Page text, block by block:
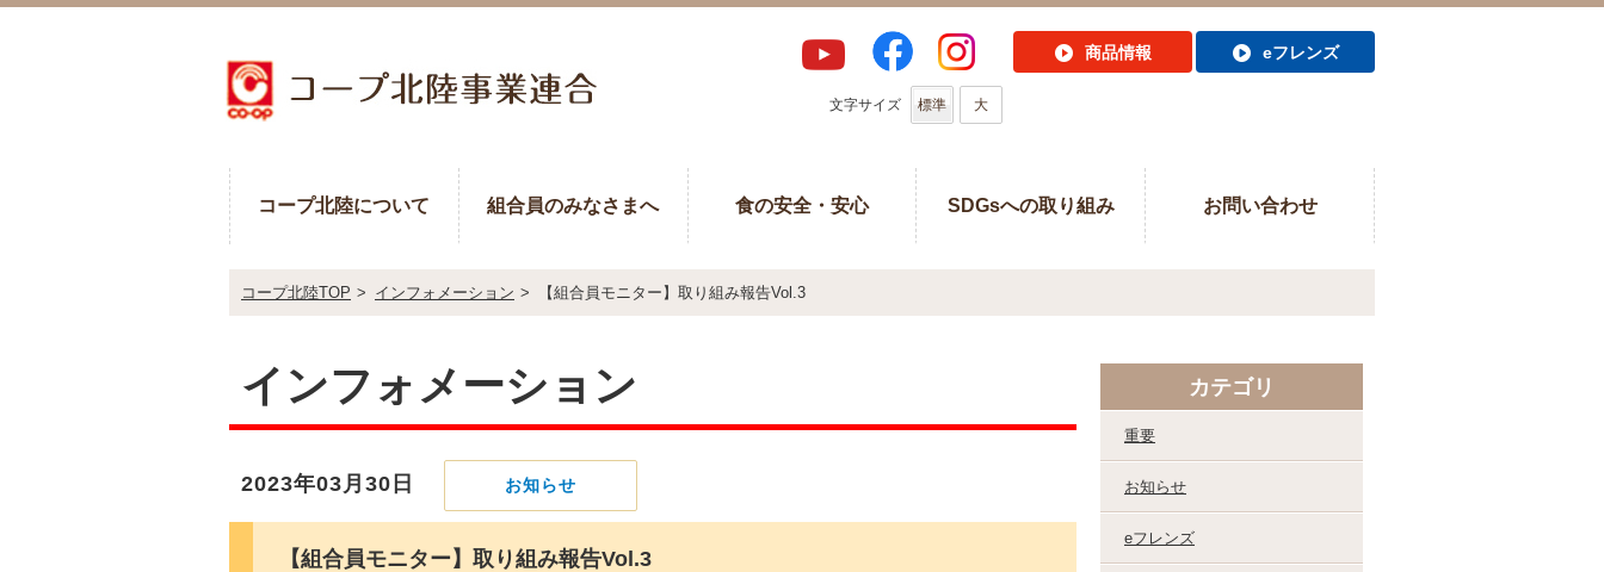
商品情報 eフレンズ
文字サイズ 標準 大
コープ北陸について 組合員のみなさまへ 食の安全・安心 SDGsへの取り組み お問い合わせ
コープ北陸TOP > インフォメーション > 【組合員モニター】取り組み報告Vol.3
インフォメーション
2023年03月30日 お知らせ
【組合員モニター】取り組み報告Vol.3
カテゴリ
重要
お知らせ
eフレンズ